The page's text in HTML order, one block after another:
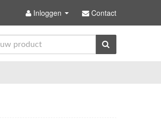
Inloggen Contact